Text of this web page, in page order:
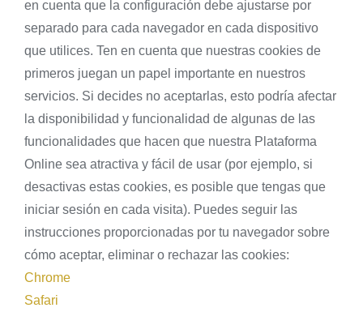
en cuenta que la configuración debe ajustarse por
separado para cada navegador en cada dispositivo
que utilices. Ten en cuenta que nuestras cookies de
primeros juegan un papel importante en nuestros
servicios. Si decides no aceptarlas, esto podría afectar
la disponibilidad y funcionalidad de algunas de las
funcionalidades que hacen que nuestra Plataforma
Online sea atractiva y fácil de usar (por ejemplo, si
desactivas estas cookies, es posible que tengas que
iniciar sesión en cada visita). Puedes seguir las
instrucciones proporcionadas por tu navegador sobre
cómo aceptar, eliminar o rechazar las cookies:
Chrome
Safari